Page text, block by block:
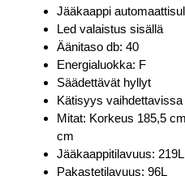
Jääkaappi
Led valaistus sisällä
Äänitaso db: 40
Energialuokka: F
Säädettävät hyllyt
Kätisyys vaihdettavissa
Mitat: Korkeus 185,5
cm
Jääkaappitilavuus: 219L
Pakastetilavuus: 96L